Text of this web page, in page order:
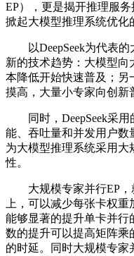
EP），更是揭开推理服
掀起大模型推理系统优化
以DeepSeek为代表的
新的技术趋势：大模型
本降低开始快速普及；另
摸高，大量小专家向创新
同时，DeepSeek采用
能、吞吐量和并发用户数
为大模型推理系统采用
性。
大规模专家并行EP，
上，可以减少每张卡权
能够显著的提升单卡并行
数的提升可以提高矩阵乘
的时延。同时大规模专家